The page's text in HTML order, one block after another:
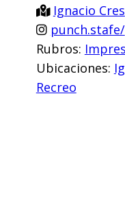
Ignacio
punch.stafe/
Rubros:
Ubicaciones:
Recreo